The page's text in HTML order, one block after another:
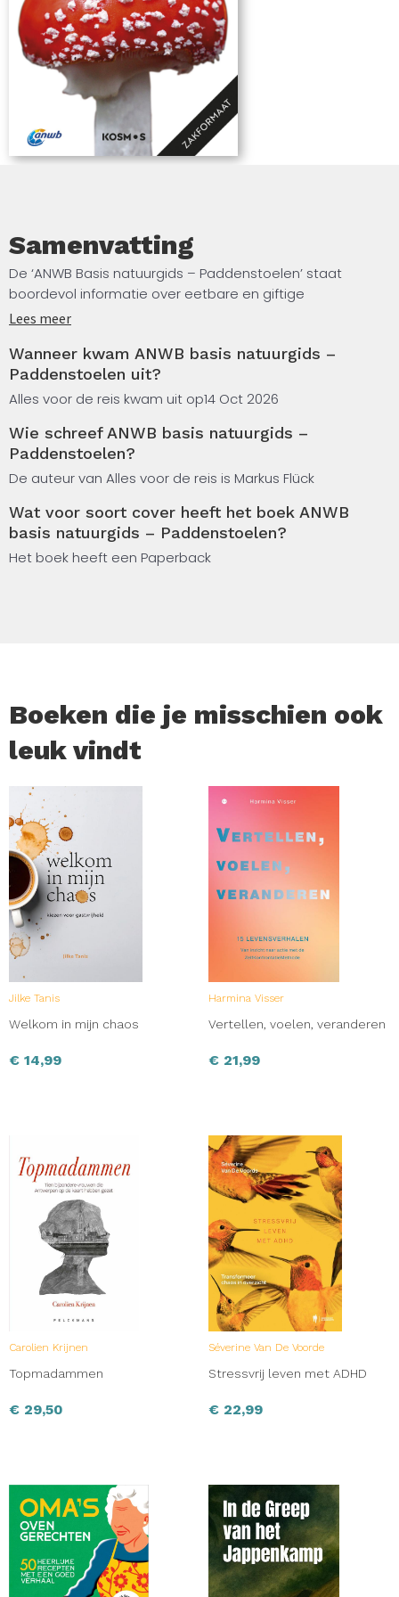
Samenvatting
De ‘ANWB Basis natuurgids – Paddenstoelen’ staat
boordevol informatie over eetbare en giftige
paddenstoelen. Met gedetailleerde beschrijvingen
herkend. Door de natuurgetrouwe tekeningen en
prachtige foto’s zijn in één oogopslag alle opvallendste
kenmerken terug te vinden.
De indeling op kleurcodes maakt het zoeken
supereenvoudig. Deze zakgids heeft een handig
pocketformaat en is daardoor makkelijk mee te nemen
complete inhoud, ideaal voor een snelle en eenvoudige
soortherkenning!
Lees meer
Wanneer kwam ANWB basis natuurgids –
Paddenstoelen uit?
Alles voor de reis kwam uit op14 Oct 2026
Wie schreef ANWB basis natuurgids –
Paddenstoelen?
De auteur van Alles voor de reis is Markus Flück
Wat voor soort cover heeft het boek ANWB
basis natuurgids – Paddenstoelen?
Het boek heeft een Paperback
Boeken die je misschien ook
leuk vindt
Jilke Tanis
Welkom in mijn chaos
€ 14,99
Harmina Visser
Vertellen, voelen, veranderen
€ 21,99
Carolien Krijnen
Topmadammen
€ 29,50
Séverine Van De Voorde
Stressvrij leven met ADHD
€ 22,99